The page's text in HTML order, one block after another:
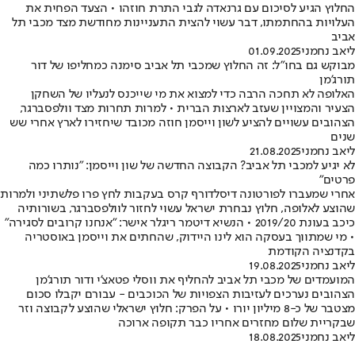
החלוץ הגיע לסיכום עם גרנאדה לגבי התרת חוזהו • הצעד הפחית את
העלויות בהחתמתו, דבר עשוי להצית התעניינות מחודשת מצד מכבי תל
אביב
ליאב נחמני01.09.2025
מבוקש גם בחו"ל: זה החלוץ שמכבי תל אביב סימנה כמחליפו של דור
תורג'מן
האלופה לא תחכה הרבה כדי למצוא את מי שייכנס לנעליו של השחקן
הצעיר והמצויין שעזב לארצות הברית • למרות תחרות מצד וולפסברגר,
הצהובים עשויים להציע לשון וייסמן חוזה מכובד שיחזירו לארץ אחרי שש
שנים
ליאב נחמני21.08.2025
לא יגיע למכבי תל אביב? הקבוצה החדשה של שון וייסמן: "נותרו כמה
פרטים"
אחרי שמעברו לפורטונה דיסלדורף קרס בעקבות לחץ פרו פלשתיני ולמרות
שהוצע לאלופה, חלוץ נבחרת ישראל עשוי לחזור לוולפסברגר, בשורותיה
כיכב בעונת 2019/20 • הנשיא דיטמר ריגלר אישר: "אנחנו קרובים לסגירה"
• מי שמתווך בעסקה הוא לינו היידוק, שהחתים את וייסמן באוסטריה
בקדנציה הקודמת
ליאב נחמני19.08.2025
המועמדים של מכבי תל אביב להחליף את ווסלי פטאצ'י ודור תורג'מן
הצהובים נערכים לעזיבות הצפויות של הכוכבים - עבורם יקבלו סכום
מצטבר של כ-8 מיליון יורו • על הפרק: חלוץ ישראלי שהוצע לקבוצה וזר
שבקריית שלום מחזרים אחריו כבר תקופה ארוכה
ליאב נחמני18.08.2025